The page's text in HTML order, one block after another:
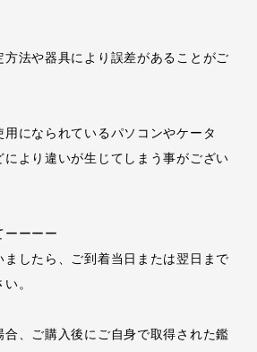
方法や器具により誤差があることがご
用になられているパソコンやケータ
により違いが生じてしまう事がござい
ーーーー
ましたら、ご到着当日または翌日まで
。
合、ご購入後にご自身で取得された鑑